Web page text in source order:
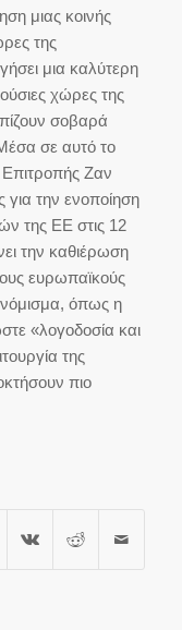
μιας κοινής
της
μια καλύτερη
χώρες της
σοβαρά
σε αυτό το
Ζαν
για την ενοποίηση
της ΕΕ στις 12
την καθιέρωση
ευρωπαϊκούς
νόμισμα, όπως η
«λογοδοσία και
της
πιο